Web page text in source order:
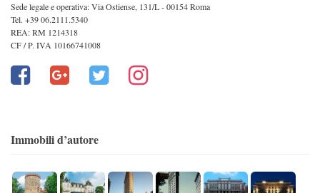
Sede legale e operativa: Via Ostiense, 131/L - 00154 Roma
Tel. +39 06.2111.5340
REA: RM 1214318
CF / P. IVA 10166741008
Immobili d’autore